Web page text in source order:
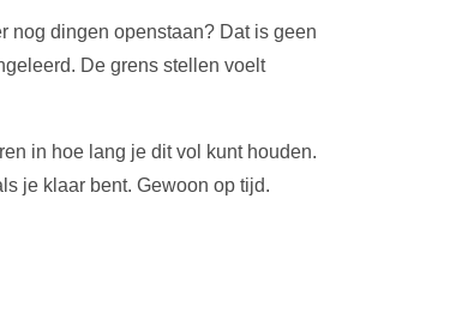
nog dingen openstaan? Dat is geen
De grens stellen voelt
in hoe lang je dit vol kunt houden.
je klaar bent. Gewoon op tijd.